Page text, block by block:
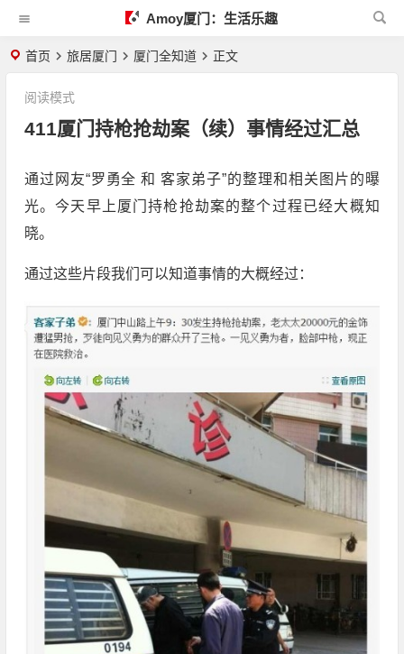
Amoy厦门：生活乐趣
首页 旅居厦门 厦门全知道 正文
411厦门持枪抢劫案（续）事情经过汇总
阅读模式
通过网友“罗勇全 和 客家弟子”的整理和相关图片的曝
光。今天早上厦门持枪抢劫案的整个过程已经大概知
晓。
通过这些片段我们可以知道事情的大概经过：